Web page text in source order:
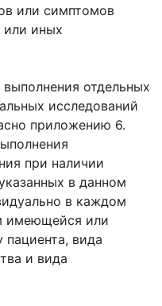
или симптомов
или иных
отдельных
исследований
приложению 6.
при наличии
в данном
в каждом
имеющейся или
пациента, вида
и вида